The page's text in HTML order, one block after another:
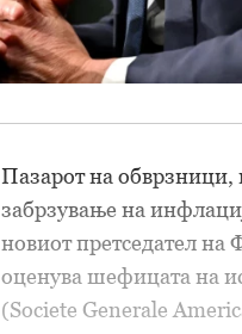
Пазарот на обврзници,
забрзување на
новиот претседател на
оценува шефицата на
(Societe Generale